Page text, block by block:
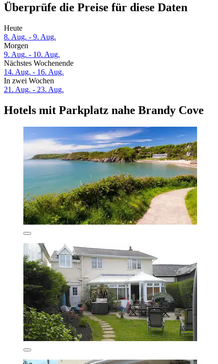
Überprüfe die Preise für diese Daten
Heute
8. Aug. - 9. Aug.
Morgen
9. Aug. - 10. Aug.
Nächstes Wochenende
14. Aug. - 16. Aug.
In zwei Wochen
21. Aug. - 23. Aug.
Hotels mit Parkplatz nahe Brandy Cove